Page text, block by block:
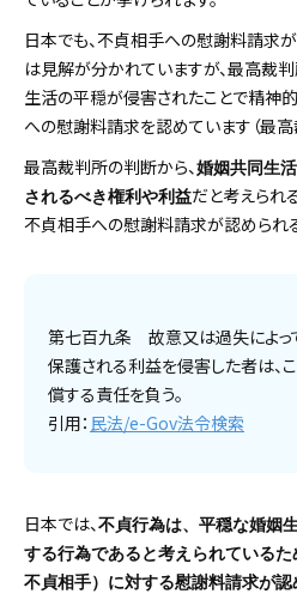
日本でも、不貞相手への慰謝料請求
は見解が分かれていますが、最高裁
生活の平穏が侵害されたことで精神
への慰謝料請求を認めています（最
最高裁判所の判断から、婚姻共同生
されるべき権利や利益だと考えられ
不貞相手への慰謝料請求が認められ
第七百九条 故意又は過失によっ
保護される利益を侵害した者は、
償する責任を負う。
引用： 民法/e-Gov法令検索
日本では、不貞行為は、平穏な婚姻
する行為であると考えられている
不貞相手）に対する慰謝料請求が